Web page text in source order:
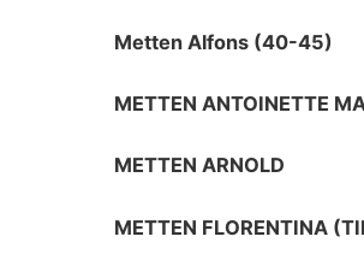
Metten Alfons (40-45)
METTEN ANTOINETTE
METTEN ARNOLD
METTEN FLORENTINA